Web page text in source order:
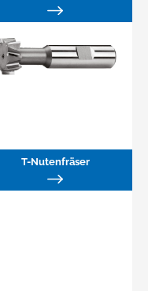
T-Nutenfräser